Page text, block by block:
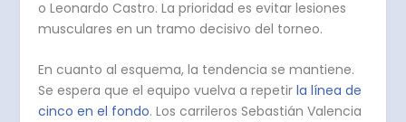
o Leonardo Castro. La prioridad es evitar lesiones
musculares en un tramo decisivo del torneo.
En cuanto al esquema, la tendencia se mantiene.
Se espera que el equipo vuelva a repetir la línea de
cinco en el fondo. Los carrileros Sebastián Valencia